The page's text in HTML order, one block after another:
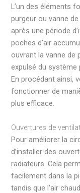
L’un des éléments
purgeur ou vanne
après une période
poches d’air
ouvrant la vanne de
expulsé du système
En procédant ainsi,
fonctionner de
plus efficace.
Ouvertures de
Pour améliorer la
d’installer des
radiateurs. Cela
facilement dans la
tandis que l’air